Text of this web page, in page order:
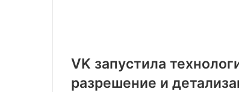
VK запустила
разрешение и